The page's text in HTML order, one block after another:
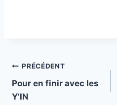
Navigation
de
PRÉCÉDENT
Pour en finir avec les
Y’IN